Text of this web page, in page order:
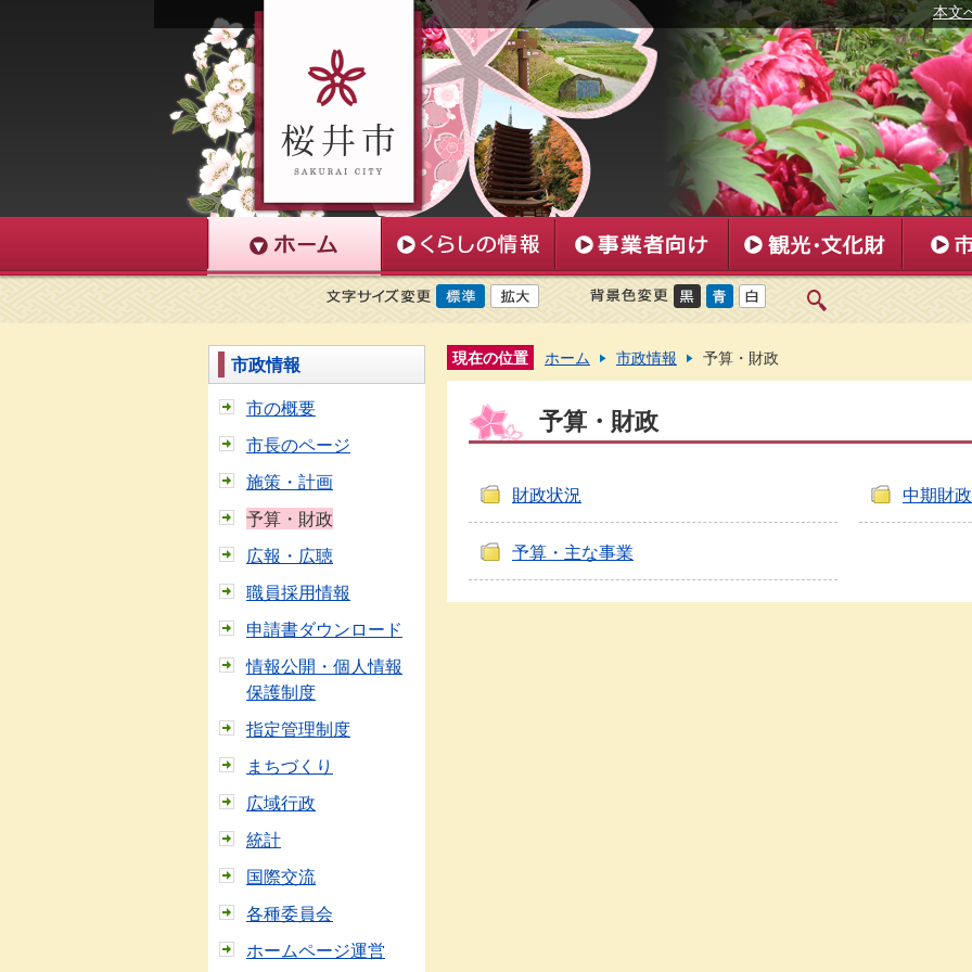
本文
市政情報
市の概要
市長のページ
施策・計画
予算・財政
広報・広聴
職員採用情報
申請書ダウンロード
情報公開・個人情報
保護制度
指定管理制度
まちづくり
広域行政
統計
国際交流
各種委員会
ホームページ運営
現在の位置 ホーム 市政情報 予算・財政
予算・財政
財政状況 中期財
予算・主な事業